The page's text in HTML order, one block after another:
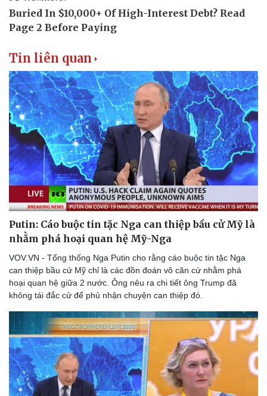
Pháp luật
Vụ án
Tin nóng
Tư vấn luật
Quân sự - Quốc phòng
Vũ khí
Việt Nam
Phân tích
Tin liên quan
Putin: Cáo buộc tin tặc Nga can thiệp bầu cử Mỹ là
nhằm phá hoại quan hệ Mỹ-Nga
VOV.VN - Tổng thống Nga Putin cho rằng cáo buộc tin tặc Nga
can thiệp bầu cử Mỹ chỉ là các đồn đoán vô căn cứ nhằm phá
hoại quan hệ giữa 2 nước. Ông nêu ra chi tiết ông Trump đã
không tái đắc cử để phủ nhận chuyện can thiệp đó.